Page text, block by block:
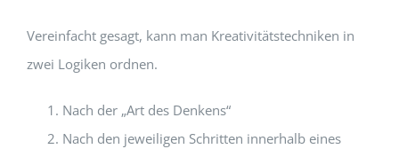
Vereinfacht gesagt, kann man Kreativitätstechniken in
zwei Logiken ordnen.
Nach der „Art des Denkens“
Nach den jeweiligen Schritten innerhalb eines